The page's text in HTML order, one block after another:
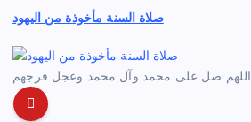
صلاة السنة مأخوذة من اليهود
اللهم صل على محمد وآل محمد وعجل فرجهم